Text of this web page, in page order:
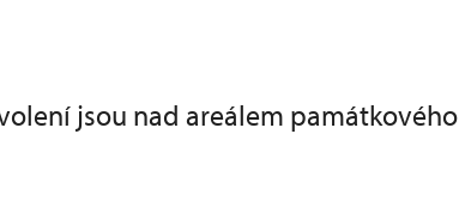
jsou nad areálem památkového